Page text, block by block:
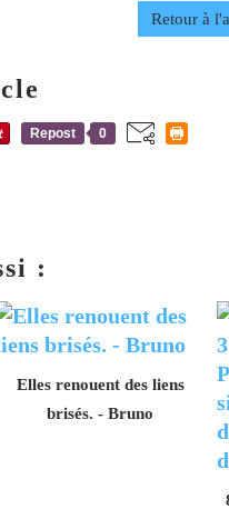
Retour à
Repost 0
:
Elles renouent des liens
brisés. - Bruno